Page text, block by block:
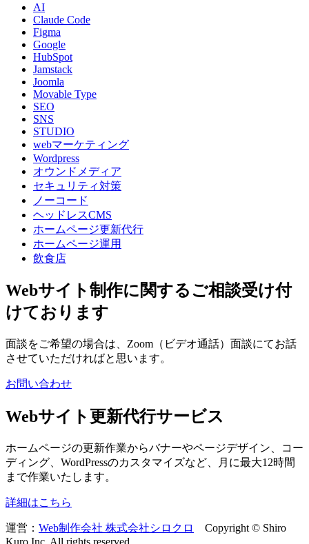
AI
Claude Code
Figma
Google
HubSpot
Jamstack
Joomla
Movable Type
SEO
SNS
STUDIO
webマーケティング
Wordpress
オウンドメディア
セキュリティ対策
ノーコード
ヘッドレスCMS
ホームページ更新代行
ホームページ運用
飲食店
Webサイト制作に関するご相談受け付
けております
面談をご希望の場合は、Zoom（ビデオ通話）面談にてお話
させていただければと思います。
お問い合わせ
Webサイト更新代行サービス
ホームページの更新作業からバナーやページデザイン、コー
ディング、WordPressのカスタマイズなど、月に最大12時間
まで作業いたします。
詳細はこちら
運営： Web制作会社 株式会社シロクロ
Copyright © Shiro